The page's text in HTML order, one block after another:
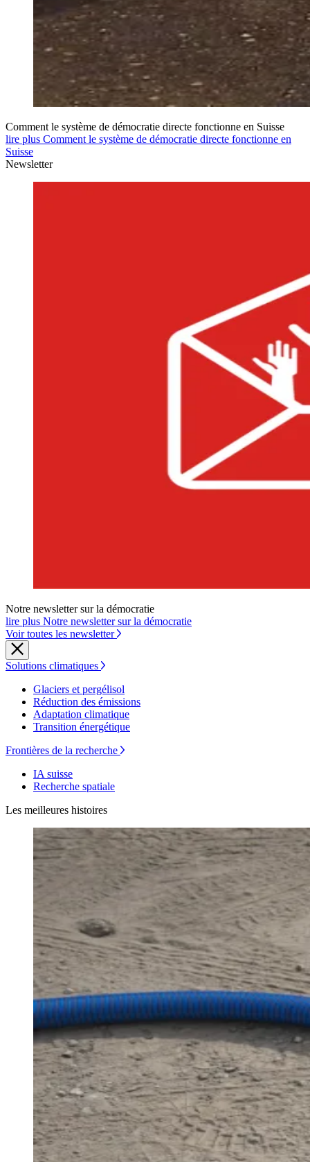
Comment le système de démocratie directe fonctionne en Suisse
lire plus Comment le système de démocratie directe fonctionne en
Suisse
Newsletter
Notre newsletter sur la démocratie
lire plus Notre newsletter sur la démocratie
Voir toutes les newsletter
Solutions climatiques
Glaciers et pergélisol
Réduction des émissions
Adaptation climatique
Transition énergétique
Frontières de la recherche
IA suisse
Recherche spatiale
Les meilleures histoires